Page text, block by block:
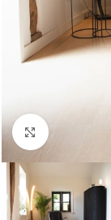
Klik om te